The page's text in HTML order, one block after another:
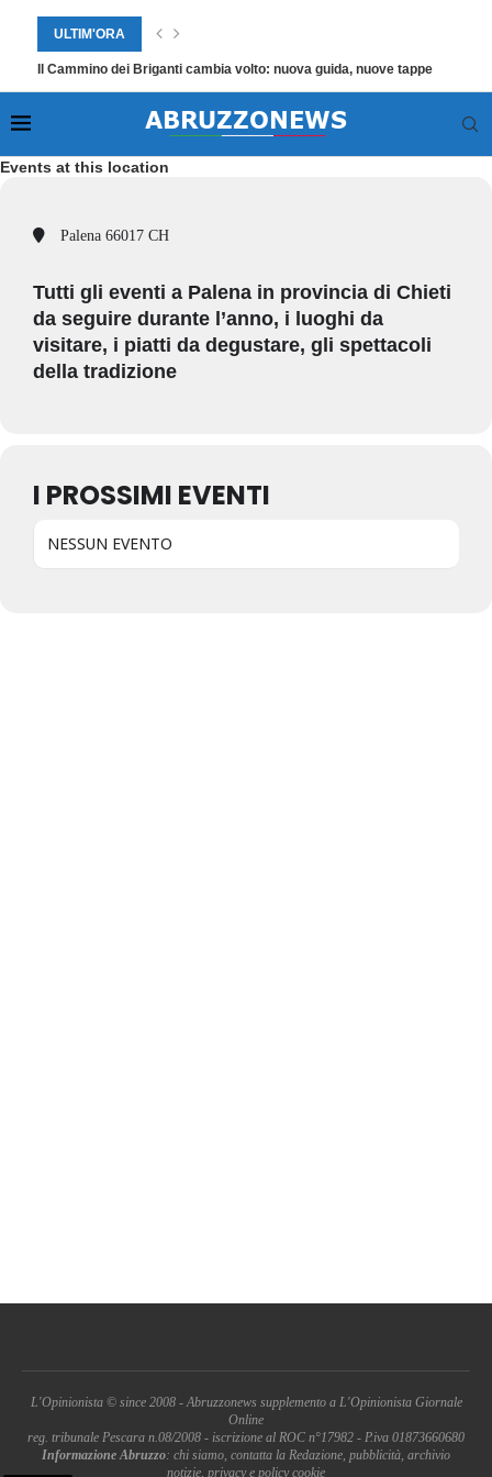
ULTIM'ORA
Il Cammino dei Briganti cambia volto: nuova guida, nuove tappe
Events at this location
Palena 66017 CH
Tutti gli eventi a Palena in provincia di Chieti
da seguire durante l’anno, i luoghi da
visitare, i piatti da degustare, gli spettacoli
della tradizione
I PROSSIMI EVENTI
NESSUN EVENTO
L'Opinionista © since 2008 - Abruzzonews supplemento a L'Opinionista Giornale
Online
reg. tribunale Pescara n.08/2008 - iscrizione al ROC n°17982 - P.iva 01873660680
Informazione Abruzzo: chi siamo, contatta la Redazione, pubblicità, archivio
notizie, privacy e policy cookie